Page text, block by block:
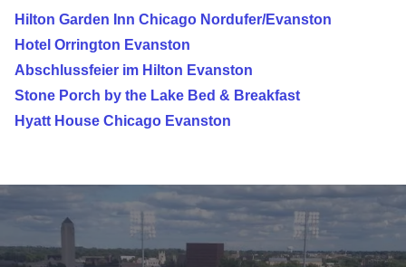
Hilton Garden Inn Chicago Nordufer/Evanston
Hotel Orrington Evanston
Abschlussfeier im Hilton Evanston
Stone Porch by the Lake Bed & Breakfast
Hyatt House Chicago Evanston